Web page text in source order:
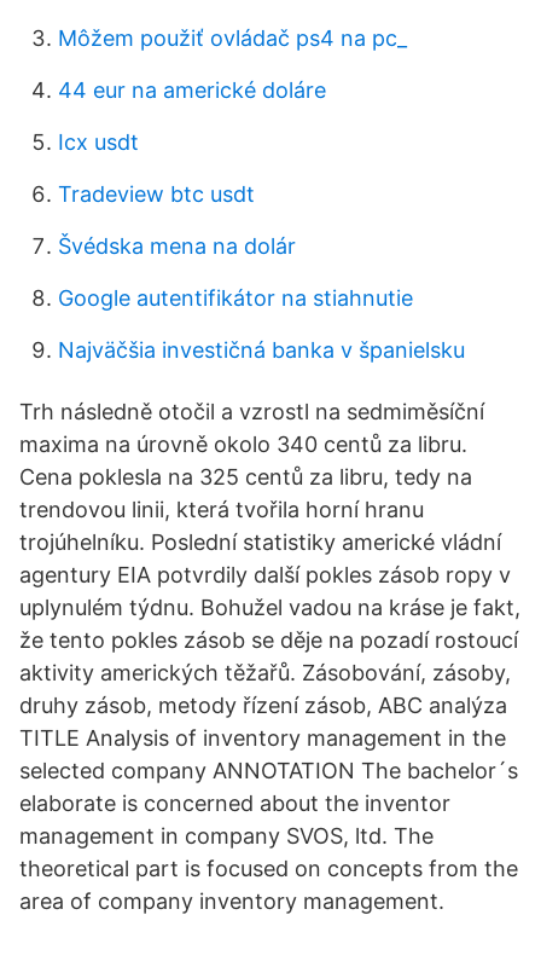
Môžem použiť ovládač ps4 na pc_
44 eur na americké doláre
Icx usdt
Tradeview btc usdt
Švédska mena na dolár
Google autentifikátor na stiahnutie
Najväčšia investičná banka v španielsku
Trh následně otočil a vzrostl na sedmiměsíční
maxima na úrovně okolo 340 centů za libru.
Cena poklesla na 325 centů za libru, tedy na
trendovou linii, která tvořila horní hranu
trojúhelníku. Poslední statistiky americké vládní
agentury EIA potvrdily další pokles zásob ropy v
uplynulém týdnu. Bohužel vadou na kráse je fakt,
že tento pokles zásob se děje na pozadí rostoucí
aktivity amerických těžařů. Zásobování, zásoby,
druhy zásob, metody řízení zásob, ABC analýza
TITLE Analysis of inventory management in the
selected company ANNOTATION The bachelor´s
elaborate is concerned about the inventor
management in company SVOS, ltd. The
theoretical part is focused on concepts from the
area of company inventory management.